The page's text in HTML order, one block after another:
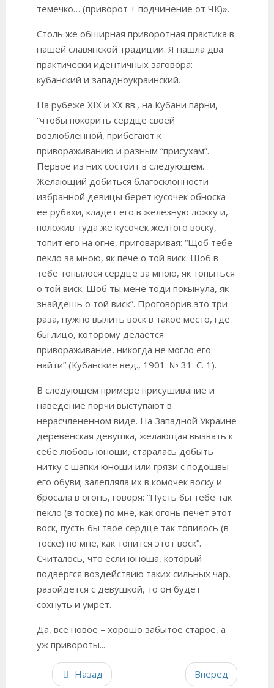
темечко… (приворот + подчинение от ЧК)».
Столь же обширная приворотная практика в
нашей славянской традиции. Я нашла два
практически идентичных заговора:
кубанский и западноукраинский.
На рубеже XIX и XX вв., на Кубани парни,
“чтобы покорить сердце своей
возлюбленной, прибегают к
привораживанию и разным “присухам”.
Первое из них состоит в следующем.
Желающий добиться благосклонности
избранной девицы берет кусочек обноска
ее рубахи, кладет его в железную ложку и,
положив туда же кусочек желтого воску,
топит его на огне, приговаривая: “Щоб тебе
пекло за мною, як пече о той виск. Щоб в
тебе топылося сердце за мною, як топыться
о той виск. Щоб ты мене тоди покынула, як
знайдешь о той виск”. Проговорив это три
раза, нужно вылить воск в такое место, где
бы лицо, которому делается
привораживание, никогда не могло его
найти” (Кубанские вед., 1901. № 31. С. 1).
В следующем примере присушивание и
наведение порчи выступают в
нерасчлененном виде. На Западной Украине
деревенская девушка, желающая вызвать к
себе любовь юноши, старалась добыть
нитку с шапки юноши или грязи с подошвы
его обуви; залепляла их в комочек воску и
бросала в огонь, говоря: “Пусть бы тебе так
пекло (в тоске) по мне, как огонь печет этот
воск, пусть бы твое сердце так топилось (в
тоске) по мне, как топится этот воск”.
Считалось, что если юноша, который
подвергся воздействию таких сильных чар,
разойдется с девушкой, то он будет
сохнуть и умрет.
Да, все новое – хорошо забытое старое, а
уж привороты...
Назад Вперед